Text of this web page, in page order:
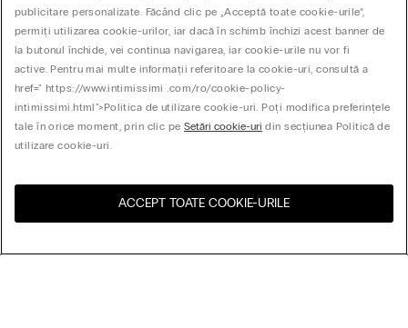
United States
publicitare personalizate. Făcând clic pe „Acceptă toate cookie-urile”,
permiți utilizarea cookie-urilor, iar dacă în schimb închizi acest banner de
la butonul închide, vei continua navigarea, iar cookie-urile nu vor fi
active. Pentru mai multe informații referitoare la cookie-uri, consultă a
href=" https://www.intimissimi .com/ro/cookie-policy-
intimissimi.html">Politica de utilizare cookie-uri. Poți modifica preferințele
tale în orice moment, prin clic peSetări cookie-uri din secțiunea Politică de
utilizare cookie-uri.
ACCEPT TOATE COOKIE-URILE